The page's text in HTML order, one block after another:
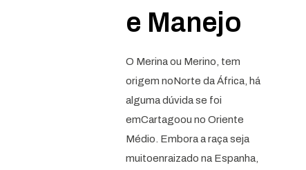
e Manejo
O Merina ou Merino, tem
origem noNorte da África, há
alguma dúvida se foi
emCartagoou no Oriente
Médio. Embora a raça seja
muitoenraizado na Espanha,